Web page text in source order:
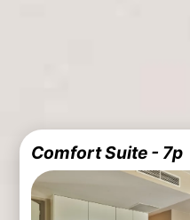
Comfort Suite - 7p